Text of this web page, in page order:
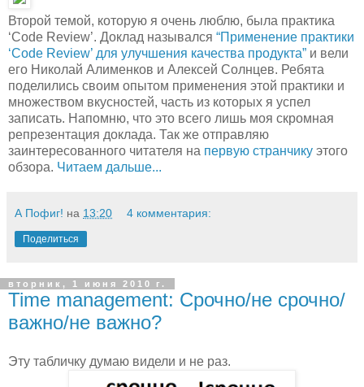
Второй темой, которую я очень люблю, была практика
‘Code Review’. Доклад назывался “Применение практики
‘Code Review’ для улучшения качества продукта” и вели
его Николай Алименков и Алексей Солнцев. Ребята
поделились своим опытом применения этой практики и
множеством вкусностей, часть из которых я успел
записать. Напомню, что это всего лишь моя скромная
репрезентация доклада. Так же отправляю
заинтересованного читателя на первую странчику этого
обзора. Читаем дальше...
А Пофиг! на 13:20 4 комментария:
Поделиться
вторник, 1 июня 2010 г.
Time management: Срочно/не срочно/
важно/не важно?
Эту табличку думаю видели и не раз.